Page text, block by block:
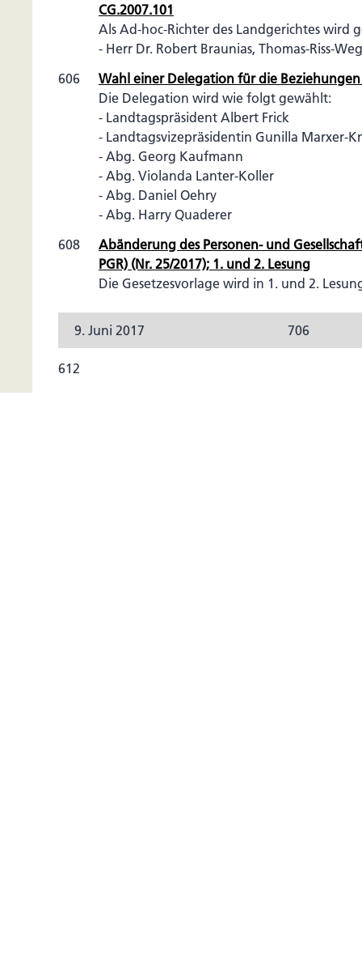
CG.2007.101
Als Ad-hoc-Richter des Landgerichtes wird
- Herr Dr. Robert Braunias, Thomas-Riss-
606
Wahl einer Delegation für die
Die Delegation wird wie folgt gewählt:
- Landtagspräsident Albert Frick
- Landtagsvizepräsidentin Gunilla Marxer-
- Abg. Georg Kaufmann
- Abg. Violanda Lanter-Koller
- Abg. Daniel Oehry
- Abg. Harry Quaderer
608
Abänderung des Personen- und
PGR) (Nr. 25/2017); 1. und 2. Lesung
Die Gesetzesvorlage wird in 1. und 2.
9. Juni 2017 706
612